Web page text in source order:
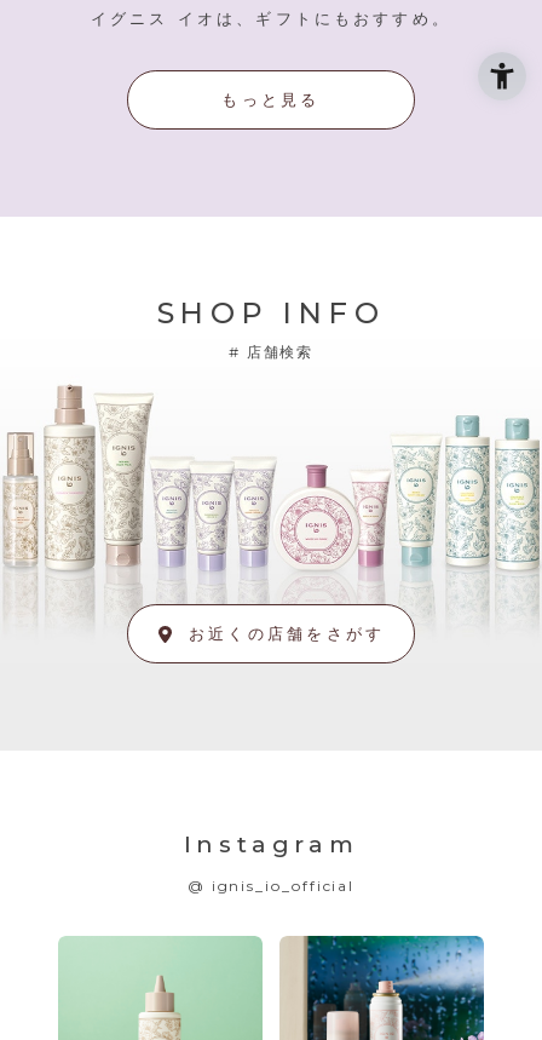
イグニス イオは、ギフトにもおすすめ。
もっと見る
SHOP INFO
# 店舗検索
お近くの店舗をさがす
Instagram
@ ignis_io_official